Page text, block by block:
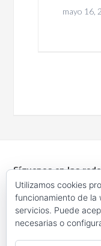
mayo 16,
Síguenos en las
Utilizamos cookies
funcionamiento de la
servicios. Puede
necesarias o